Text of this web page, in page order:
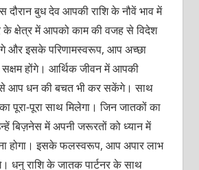
दौरान बुध देव आपकी राशि के नौवें भाव में
के क्षेत्र में आपको काम की वजह से विदेश
और इसके परिणामस्वरूप, आप अच्छा
होंगे। आर्थिक जीवन में आपकी
से आप धन की बचत भी कर सकेंगे। साथ
पूरा-पूरा साथ मिलेगा। जिन जातकों का
बिज़नेस में अपनी जरूरतों को ध्यान में
होगा। इसके फलस्वरूप, आप अपार लाभ
धनु राशि के जातक पार्टनर के साथ